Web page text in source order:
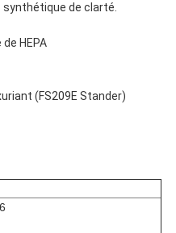
synthétique de clarté.
HEPA
(FS209E Stander)